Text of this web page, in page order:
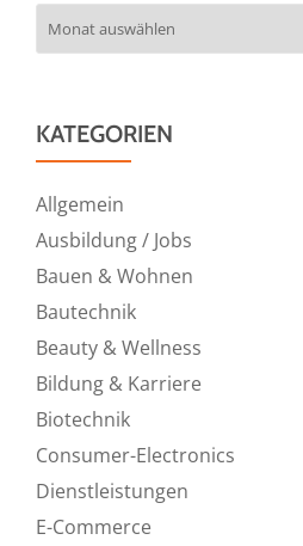
KATEGORIEN
Allgemein
Ausbildung / Jobs
Bauen & Wohnen
Bautechnik
Beauty & Wellness
Bildung & Karriere
Biotechnik
Consumer-Electronics
Dienstleistungen
E-Commerce